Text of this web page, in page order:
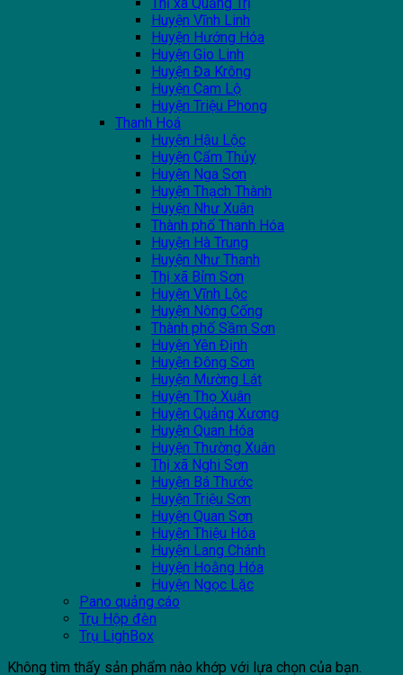
Huyện Vĩnh Linh
Huyện Hướng Hóa
Huyện Gio Linh
Huyện Đa Krông
Huyện Cam Lộ
Huyện Triệu Phong
Thanh Hoá
Huyện Hậu Lộc
Huyện Cẩm Thủy
Huyện Nga Sơn
Huyện Thạch Thành
Huyện Như Xuân
Thành phố Thanh Hóa
Huyện Hà Trung
Huyện Như Thanh
Thị xã Bỉm Sơn
Huyện Vĩnh Lộc
Huyện Nông Cống
Thành phố Sầm Sơn
Huyện Yên Định
Huyện Đông Sơn
Huyện Mường Lát
Huyện Thọ Xuân
Huyện Quảng Xương
Huyện Quan Hóa
Huyện Thường Xuân
Thị xã Nghi Sơn
Huyện Bá Thước
Huyện Triệu Sơn
Huyện Quan Sơn
Huyện Thiệu Hóa
Huyện Lang Chánh
Huyện Hoằng Hóa
Huyện Ngọc Lặc
Pano quảng cáo
Trụ Hộp đèn
Trụ LighBox
Không tìm thấy sản phẩm nào khớp với lựa chọn của bạn.